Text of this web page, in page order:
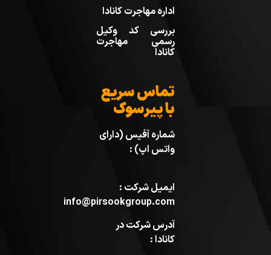
اداره مهاجرت کانادا
بررسی کد وکیل
رسمی مهاجرت
کانادا
تماس سریع
با پیرسوک
شماره آفیس (دارای
واتس اپ) :
ایمیل شرکت :
info@pirsookgroup.com
آدرس شرکت در
کانادا :